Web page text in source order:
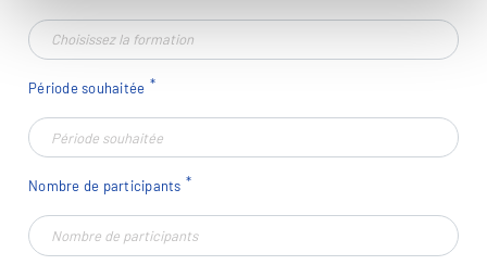
Période souhaitée
Nombre de participants